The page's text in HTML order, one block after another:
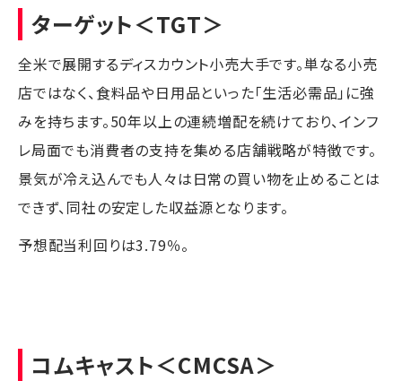
ターゲット＜TGT＞
全米で展開するディスカウント小売大手です。単なる小売
店ではなく、食料品や日用品といった「生活必需品」に強
みを持ちます。50年以上の連続増配を続けており、インフ
レ局面でも消費者の支持を集める店舗戦略が特徴です。
景気が冷え込んでも人々は日常の買い物を止めることは
できず、同社の安定した収益源となります。
予想配当利回りは3.79％。
コムキャスト＜CMCSA＞